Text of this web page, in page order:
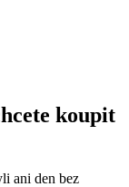
koupit
ani den bez